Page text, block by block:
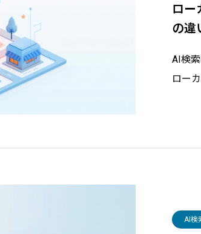
ロー
の違
AI検
ロー
AI検